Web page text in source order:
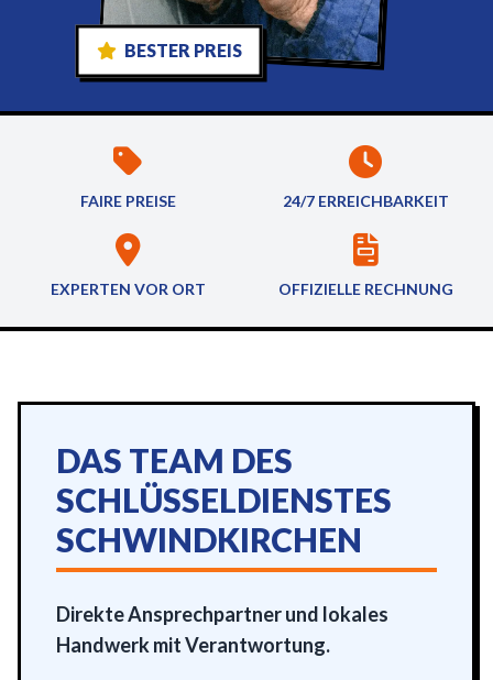
BESTER PREIS
FAIRE PREISE 24/7 ERREICHBARKEIT
EXPERTEN VOR ORT OFFIZIELLE RECHNUNG
DAS TEAM DES
SCHLÜSSELDIENSTES
SCHWINDKIRCHEN
Direkte Ansprechpartner und lokales
Handwerk mit Verantwortung.